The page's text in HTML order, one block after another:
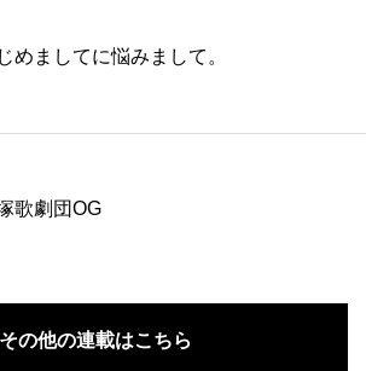
めましてに悩みまして。
歌劇団OG
その他の連載はこちら